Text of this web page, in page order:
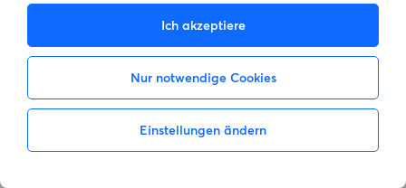
Ich akzeptiere
Nur notwendige Cookies
Einstellungen ändern